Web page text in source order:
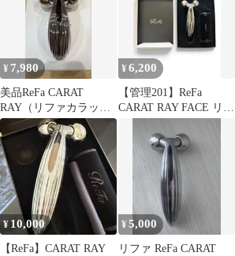
¥ 7,980
美品ReFa CARAT
RAY（リファカラット
レイ）正規品 箱・付属
品付き
¥6,200
【管理201】ReFa
CARAT RAY FACE リフ
ス 美顔ローラー 美品
¥ 10,000
【ReFa】CARAT RAY
¥5,000
リファ ReFa CARAT